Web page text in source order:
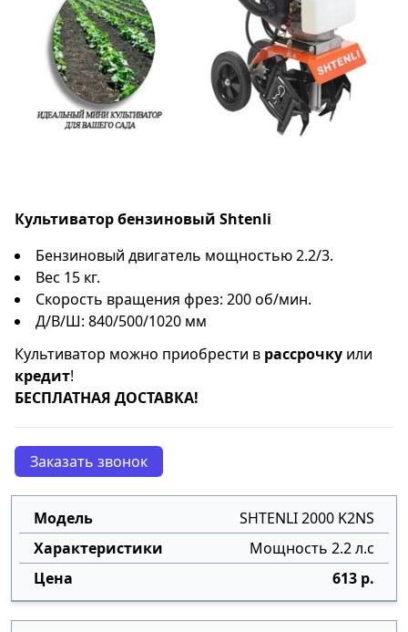
Культиватор бензиновый Shtenli
Бензиновый двигатель мощностью 2.2/3.
Вес 15 кг.
Скорость вращения фрез: 200 об/мин.
Д/В/Ш: 840/500/1020 мм
Культиватор можно приобрести в рассрочку или
кредит!
БЕСПЛАТНАЯ ДОСТАВКА!
Заказать звонок
SHTENLI 2000 K2NS
Мощность 2.2 л.с
613 р.